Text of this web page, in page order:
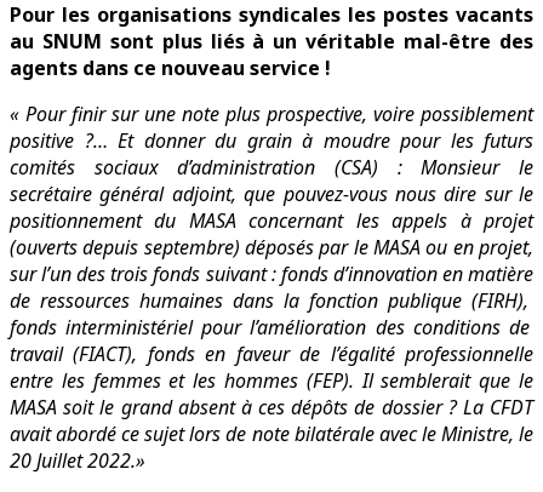
Pour les organisations syndicales les postes vacants
au SNUM sont plus liés à un véritable mal-être des
agents dans ce nouveau service !
« Pour finir sur une note plus prospective, voire possiblement
positive ?… Et donner du grain à moudre pour les futurs
comités sociaux d’administration (CSA) :Monsieur le
secrétaire général adjoint, que pouvez-vous nous dire sur le
positionnement du MASA concernant les appels à projet
(ouverts depuis septembre) déposés par le MASA ou en projet,
sur l’un des trois fonds suivant :fonds d’innovation en matière
de ressources humaines dans la fonction publique (FIRH),
fonds interministériel pour l’amélioration des conditions de
travail (FIACT), fonds en faveur de l’égalité professionnelle
entre les femmes et les hommes (FEP).Il semblerait que le
MASA soit le grand absent à ces dépôts de dossier ? La CFDT
avait abordé ce sujet lors de note bilatérale avec le Ministre, le
20 Juillet 2022.»